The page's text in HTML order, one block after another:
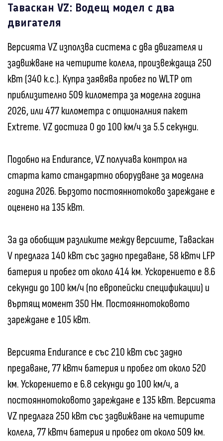
Таваскан VZ: Водещ модел с два
двигателя
Версията VZ използва система с два двигателя и
задвижване на четирите колела, произвеждаща 250
кВт (340 к.с.). Купра заявява пробег по WLTP от
приблизително 509 километра за моделна година
2026, или 477 километра с опционалния пакет
Extreme. VZ достига 0 до 100 км/ч за 5.5 секунди.
Подобно на Endurance, VZ получава контрол на
старта като стандартно оборудване за моделна
година 2026. Бързото постояннотоково зареждане е
оценено на 135 кВт.
За да обобщим разликите между версиите, Таваскан
V предлага 140 кВт със задно предаване, 58 кВтч LFP
батерия и пробег от около 414 км. Ускорението е 8.6
секунди до 100 км/ч (по европейски спецификации) и
въртящ момент 350 Нм. Постояннотоковото
зареждане е 105 кВт.
Версията Endurance е със 210 кВт със задно
предаване, 77 кВтч батерия и пробег от около 520
км. Ускорението е 6.8 секунди до 100 км/ч, а
постояннотоковото зареждане е 135 кВт. Версията
VZ предлага 250 кВт със задвижване на четирите
колела, 77 кВтч батерия и пробег от около 509 км.